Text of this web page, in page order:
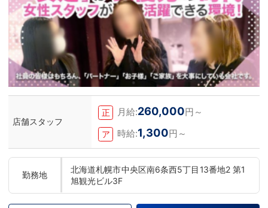
店舗スタッフ
正 月給:260,000円～
ア 時給:1,300円～
勤務地
北海道札幌市中央区南6条西5丁目13番地2 第1
旭観光ビル3F